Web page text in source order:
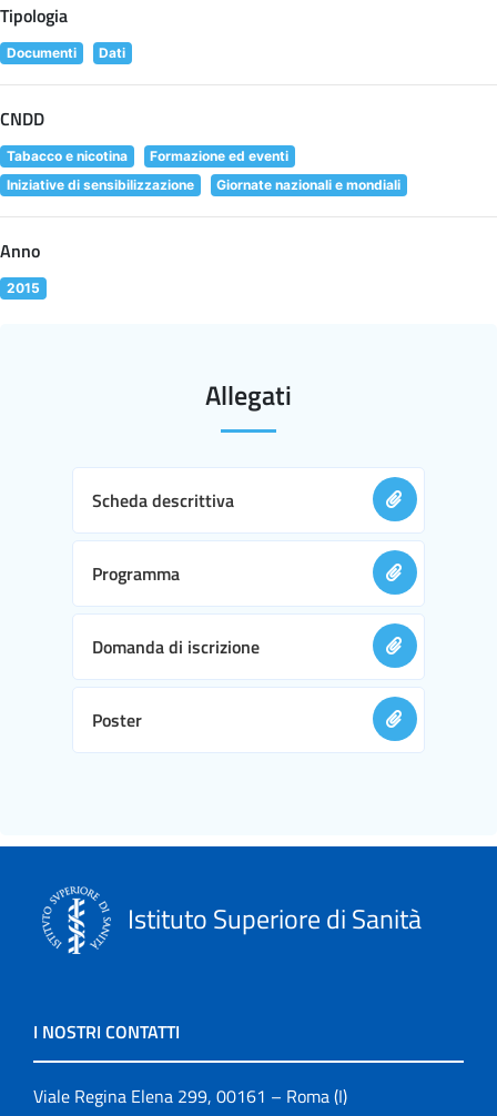
Tipologia
Documenti Dati
CNDD
Tabacco e nicotina
Formazione ed eventi
Iniziative di sensibilizzazione
Giornate nazionali e mondiali
Anno
2015
Allegati
Scheda descrittiva
Programma
Domanda di iscrizione
Poster
Istituto Superiore di Sanità
I NOSTRI CONTATTI
Viale Regina Elena 299, 00161 – Roma (I)